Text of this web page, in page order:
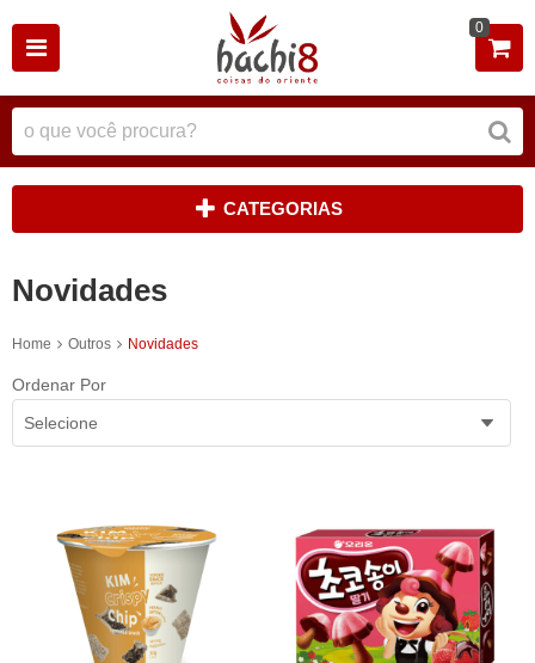
0
CATEGORIAS
Novidades
Home Outros Novidades
Ordenar Por
Selecione